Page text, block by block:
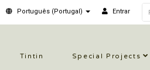
Português (Portugal) Entrar
Tintin Special Projects